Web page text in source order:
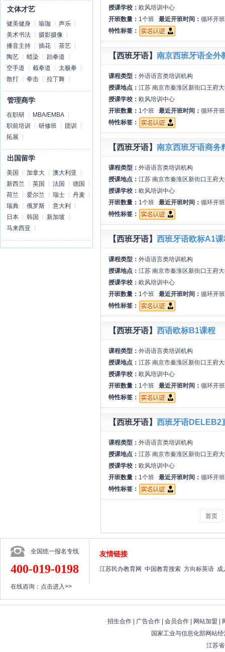
文体才艺
健美健身 瑜珈
声乐
美术书法
摄影摄像
播音主持
插花
茶艺
陶艺
蜡染
跆拳道
空手道
截拳道
太极拳
散打
拳击 拉丁舞
管理商学
在职研
MBA/EMBA
职前培训
研修班
团训
拓展
出国留学
美国 加拿大
澳大利亚
新西兰
英国 法国
德国
荷兰
爱尔兰 瑞士
丹麦
瑞典
俄罗斯
意大利
日本
韩国
新加坡
马来西亚
授课学校： 欧风培训中心
开班数量： 1个班 最近开班时间： 循环开班
特性标签：
【西班牙语】 南京西班牙语全外
课程类型： 外语语言类培训机构
授课地点： 江苏 南京市秦淮区新街口王府
授课学校： 欧风培训中心
开班数量： 1个班 最近开班时间： 循环开班
特性标签：
【西班牙语】 南京西班牙语商务
课程类型： 外语语言类培训机构
授课地点： 江苏 南京市秦淮区新街口王府
授课学校： 欧风培训中心
开班数量： 1个班 最近开班时间： 循环开班
特性标签：
【西班牙语】 西班牙语欧标A1课
课程类型： 外语语言类培训机构
授课地点： 江苏 南京市秦淮区新街口王府
授课学校： 欧风培训中心
开班数量： 1个班 最近开班时间： 循环开班
特性标签：
【西班牙语】 西语欧标B1课程
课程类型： 外语语言类培训机构
授课地点： 江苏 南京市秦淮区新街口王府
授课学校： 欧风培训中心
开班数量： 1个班 最近开班时间： 循环开班
特性标签：
【西班牙语】 西班牙语DELEB2
课程类型： 外语语言类培训机构
授课地点： 江苏 南京市秦淮区新街口王府
授课学校： 欧风培训中心
开班数量： 1个班 最近开班时间： 循环开班
特性标签：
首页
全国统一报名专线
400-019-0198
在线咨询： 点击进入>>
友情链接
江苏民办教育网 中国教育搜索 方向标英语 成
招生合作| 广告合作| 会员合作| 网站加盟 |
国家工业与信息化部网站
江苏